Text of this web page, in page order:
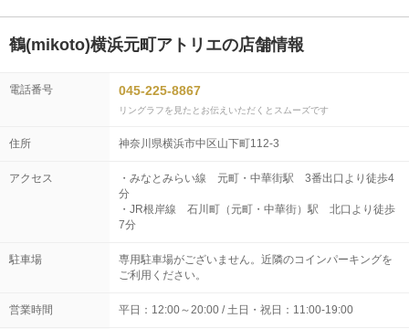
しながらも現在と掛け合わせ、常に新しいモノが生まれている魅力
溢れる街です。
引き立たせることができるよう、様々な感性を受けながらも余計な
ものをそぎ落とした洗練されたシックでモダンな空間にしていま
おふたりにしかつくることができないデザインの結婚指輪や婚約指
の素敵なひとときのお手伝いを精一杯いたします。
鶴(mikoto)横浜元町アトリエの店舗情報
電話番号 045-225-8867
リングラフを見たとお伝えいただくとスムーズです
住所 神奈川県横浜市中区山下町112-3
アクセス
・みなとみらい線 元町・中華街駅 3番出口より徒歩4
分
・JR根岸線 石川町（元町・中華街）駅 北口より徒歩
7分
駐車場
専用駐車場がございません。近隣のコインパーキングを
ご利用ください。
営業時間 平日：12:00～20:00 / 土日・祝日：11:00-19:00